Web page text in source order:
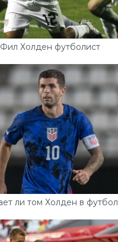
Фил Холден футболист
ли том Холден в футбол